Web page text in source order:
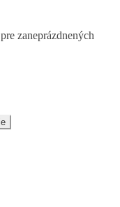
zaneprázdnených